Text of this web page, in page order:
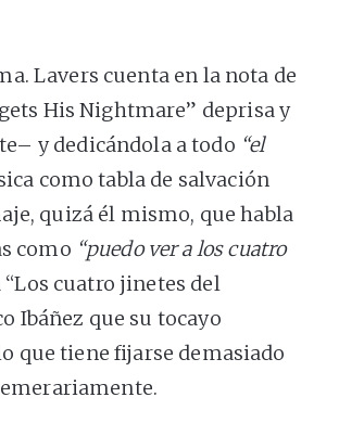
Lavers cuenta en la nota de
His Nightmare” deprisa y
y dedicándola a todo “el
como tabla de salvación
quizá él mismo, que habla
como “puedo ver a los cuatro
cuatro jinetes del
Ibáñez que su tocayo
que tiene fijarse demasiado